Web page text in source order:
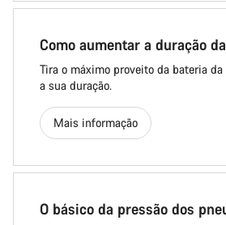
Como aumentar a duração
Tira o máximo proveito da bateria
a sua duração.
Mais informação
O básico da pressão dos